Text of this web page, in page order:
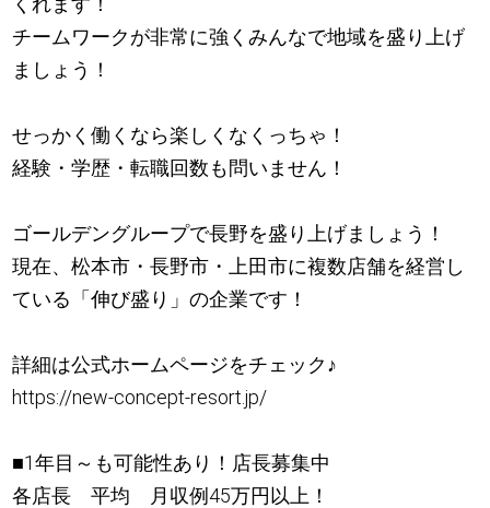
チームワークが非常に強くみんなで地域を盛り上げ
ましょう！
せっかく働くなら楽しくなくっちゃ！
経験・学歴・転職回数も問いません！
ゴールデングループで長野を盛り上げましょう！
現在、松本市・長野市・上田市に複数店舗を経営し
ている「伸び盛り」の企業です！
詳細は公式ホームページをチェック♪
https://new-concept-resort.jp/
■1年目～も可能性あり！店長募集中
各店長 平均 月収例45万円以上！